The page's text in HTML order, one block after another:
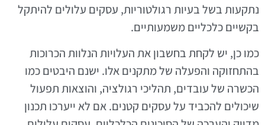
נתקעות בשל בעיות רגולטוריות, עסקים עלולים להיתקל
בקשיים כלכליים משמעותיים.
כמו כן, יש לקחת בחשבון את העלויות הנלוות הכרוכות
בהתחזוקה והפעלה של מתקנים אלו. ישנם היבטים כמו
הכשרה של עובדים, תהליכי רגולציה, והוצאות תפעול
שיכולים להכביד על עסקים קטנים. אם לא ייערכו תכנון